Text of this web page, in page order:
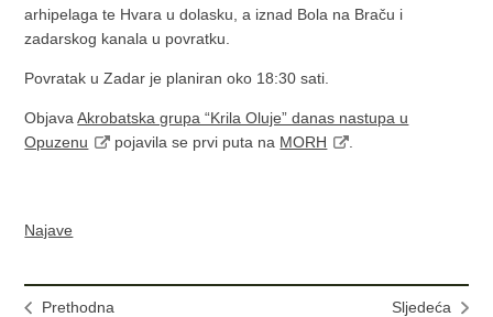
arhipelaga te Hvara u dolasku, a iznad Bola na Braču i
zadarskog kanala u povratku.
Povratak u Zadar je planiran oko 18:30 sati.
ObjavaAkrobatska grupa “Krila Oluje” danas nastupa u
Opuzenu
pojavila se prvi puta na MORH
Najave
Prethodna
Sljedeća